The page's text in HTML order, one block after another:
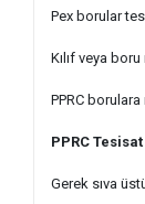
Pex borular
Kılıf veya
PPRC
PPRC
Gerek sıva